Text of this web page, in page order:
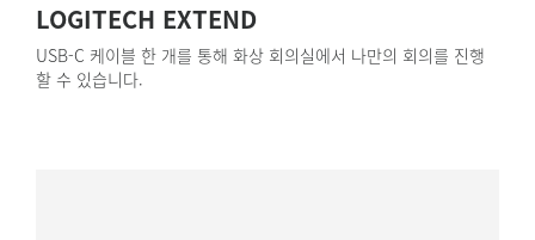
LOGITECH EXTEND
USB-C 케이블 한 개를 통해 화상 회의실에서 나만의 회의를 진행
할 수 있습니다.